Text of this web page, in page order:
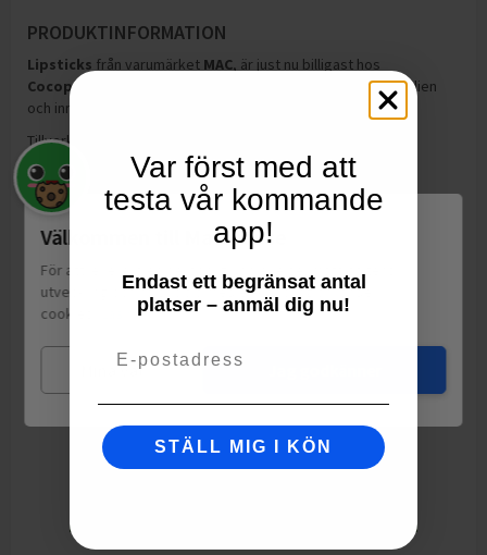
PRODUKTINFORMATION
Lipsticks från varumärket MAC, är just nu billigast hos
Cocopanda
är tillverkad Italien
och innehåller 27ml
Tillverkning:
Välkommen till Matspar.se
För att leverera en personlig upplevelse, mäta sajtens
utveckling och ha sociala medier-koppling använder vi
cookies.
Läs mer
Mina val
Var först med att
testa vår kommande
app!
Endast ett begränsat antal
platser – anmäl dig nu!
STÄLL MIG I KÖN